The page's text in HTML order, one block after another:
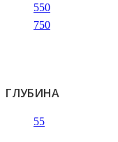
550
750
ГЛУБИНА
55